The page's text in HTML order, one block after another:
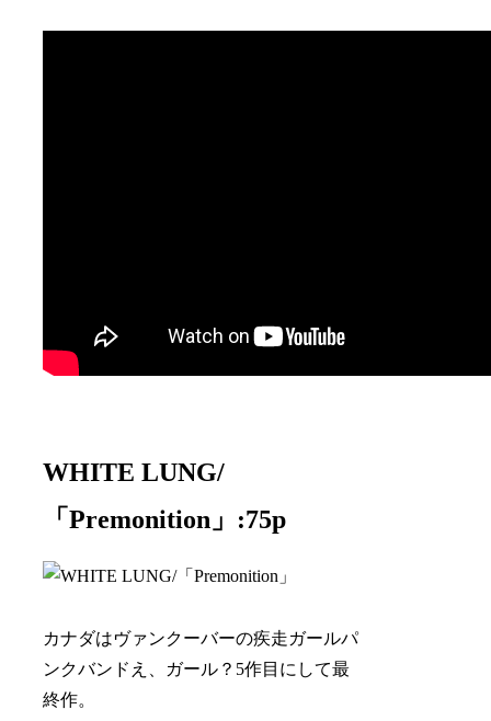
WHITE LUNG/
「Premonition」:75p
カナダはヴァンクーバーの疾走ガールパ
ンクバンドえ、ガール？5作目にして最
終作。